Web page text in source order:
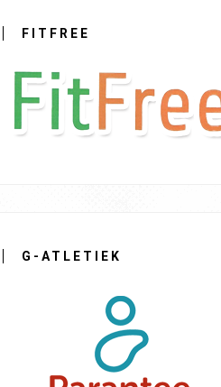
FITFREE
G-ATLETIEK